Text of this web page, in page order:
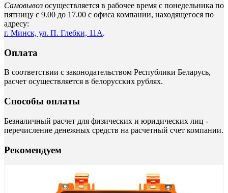
Самовывоз осуществляется в рабочее время с понедельника по
пятницу с 9.00 до 17.00 с офиса компании, находящегося по
адресу:
г. Минск, ул. П. Глебки, 11А.
Оплата
В соответствии с законодательством Республики Беларусь,
расчет осуществляется в белорусских рублях.
Способы оплаты
Безналичный расчет для физических и юридических лиц -
перечисление денежных средств на расчетный счет компании.
Рекомендуем